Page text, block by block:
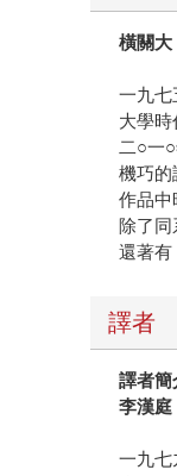
橫關大
一九七
大學時
二○一
機巧的
作品中
除了同
還著有
譯者
譯者簡
李漢庭
一九七